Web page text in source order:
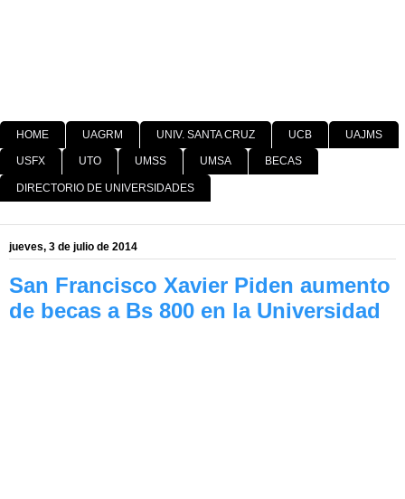
HOME UAGRM UNIV. SANTA CRUZ UCB UAJMS
USFX UTO UMSS UMSA BECAS
DIRECTORIO DE UNIVERSIDADES
jueves, 3 de julio de 2014
San Francisco Xavier Piden aumento
de becas a Bs 800 en la Universidad